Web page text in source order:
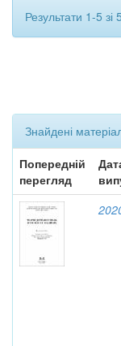
Результати 1-5 зі
Знайдені
Попередній
перегляд